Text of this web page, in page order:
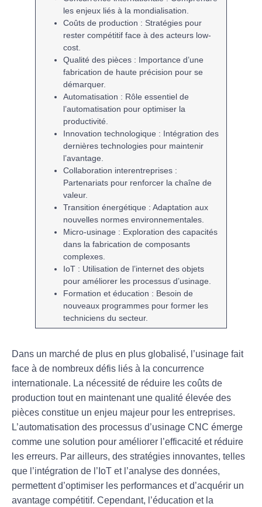
les enjeux liés à la mondialisation.
Coûts de production : Stratégies pour
rester compétitif face à des acteurs low-
cost.
Qualité des pièces : Importance d’une
fabrication de haute précision pour se
démarquer.
Automatisation : Rôle essentiel de
l’automatisation pour optimiser la
productivité.
Innovation technologique : Intégration des
dernières technologies pour maintenir
l’avantage.
Collaboration interentreprises :
Partenariats pour renforcer la chaîne de
valeur.
Transition énergétique : Adaptation aux
nouvelles normes environnementales.
Micro-usinage : Exploration des capacités
dans la fabrication de composants
complexes.
IoT : Utilisation de l’internet des objets
pour améliorer les processus d’usinage.
Formation et éducation : Besoin de
nouveaux programmes pour former les
techniciens du secteur.
Dans un marché de plus en plus globalisé, l’usinage fait
face à de nombreux défis liés à la concurrence
internationale. La nécessité de réduire les coûts de
production tout en maintenant une qualité élevée des
pièces constitue un enjeu majeur pour les entreprises.
L’automatisation des processus d’usinage CNC émerge
comme une solution pour améliorer l’efficacité et réduire
les erreurs. Par ailleurs, des stratégies innovantes, telles
que l’intégration de l’ IoT et l’analyse des données,
permettent d’optimiser les performances et d’acquérir un
avantage compétitif. Cependant, l’éducation et la